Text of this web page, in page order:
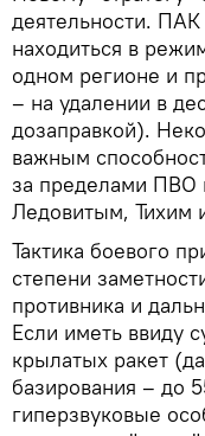
деятельности.
находиться в
одном регионе и
– на удалении в
дозаправкой).
важным
за пределами ПВО
Ледовитым, Тихим
Тактика боевого
степени
противника и
Если иметь ввиду
крылатых ракет
базирования – до
гиперзвуковые